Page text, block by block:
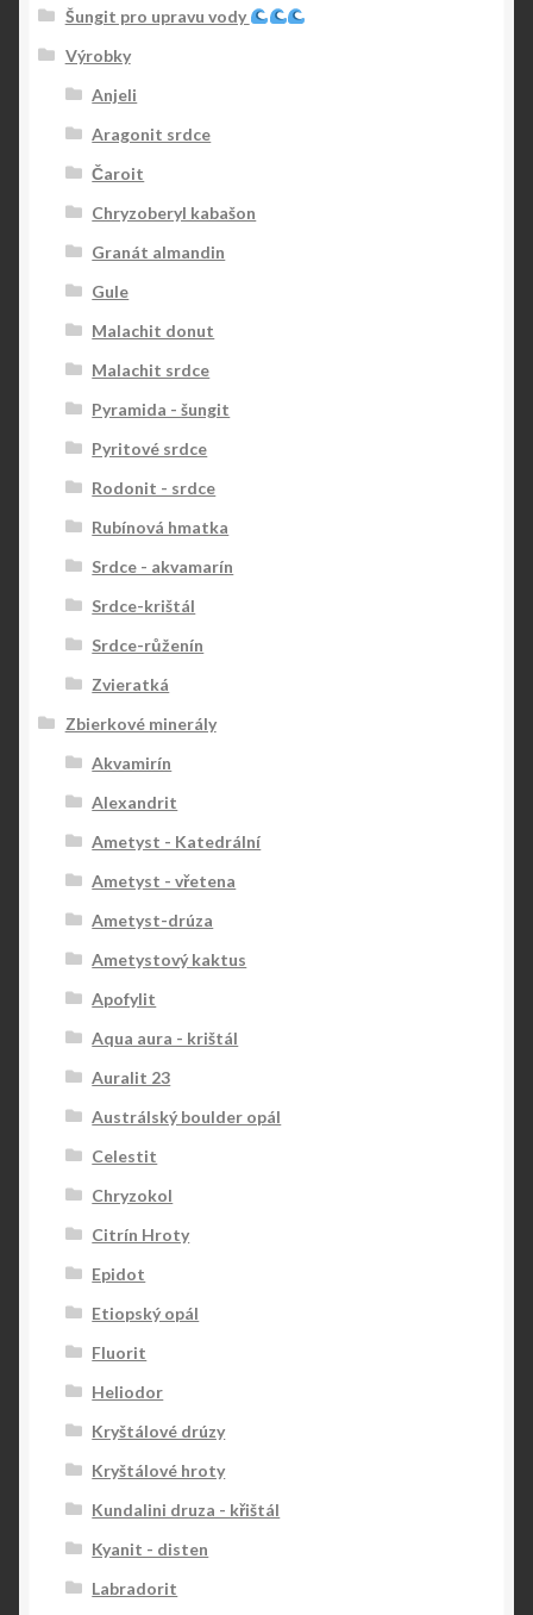
Šungit pro upravu vody
Výrobky
Anjeli
Aragonit srdce
Čaroit
Chryzoberyl kabašon
Granát almandin
Gule
Malachit donut
Malachit srdce
Pyramida - šungit
Pyritové srdce
Rodonit - srdce
Rubínová hmatka
Srdce - akvamarín
Srdce-krištál
Srdce-růženín
Zvieratká
Zbierkové minerály
Akvamirín
Alexandrit
Ametyst - Katedrální
Ametyst - vřetena
Ametyst-drúza
Ametystový kaktus
Apofylit
Aqua aura - krištál
Auralit 23
Austrálský boulder opál
Celestit
Chryzokol
Citrín Hroty
Epidot
Etiopský opál
Fluorit
Heliodor
Kryštálové drúzy
Kryštálové hroty
Kundalini druza - křištál
Kyanit - disten
Labradorit